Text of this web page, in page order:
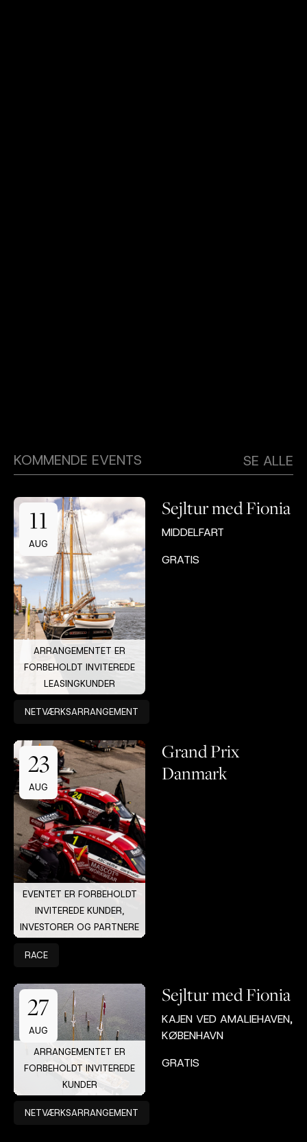
KOMMENDE EVENTS SE ALLE
11
AUG
ARRANGEMENTET ER
FORBEHOLDT INVITEREDE
LEASINGKUNDER
Sejltur med Fionia
MIDDELFART
GRATIS
NETVÆRKSARRANGEMENT
23
AUG
EVENTET ER FORBEHOLDT
INVITEREDE KUNDER,
INVESTORER OG PARTNERE
Grand Prix
Danmark
RACE
27
AUG
ARRANGEMENTET ER
FORBEHOLDT INVITEREDE
KUNDER
Sejltur med Fionia
KAJEN VED AMALIEHAVEN,
KØBENHAVN
GRATIS
NETVÆRKSARRANGEMENT